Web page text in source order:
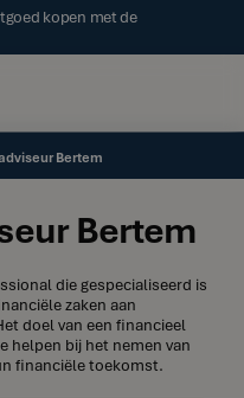
kopen met de
Bertem
Bertem
die gespecialiseerd is
zaken aan
doel van een financieel
helpen bij het nemen van
financiële toekomst.